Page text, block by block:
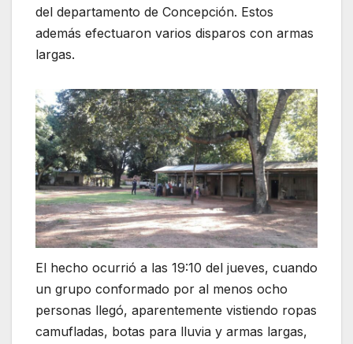
del departamento de Concepción. Estos
además efectuaron varios disparos con armas
largas.
El hecho ocurrió a las 19:10 del jueves, cuando
un grupo conformado por al menos ocho
personas llegó, aparentemente vistiendo ropas
camufladas, botas para lluvia y armas largas,